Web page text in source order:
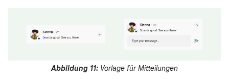
Abbildung 11: Vorlage für Mitteilungen